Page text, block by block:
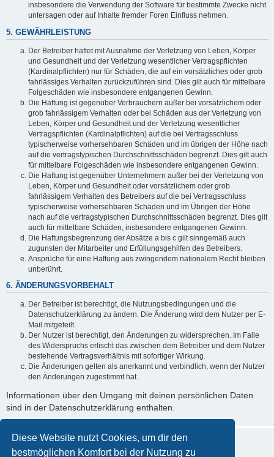
Diese Website nutzt Cookies, um dir den
bestmöglichen Komfort bei der Nutzung zu
insbesondere die Verwendung der Software für bestimmte Zwecke nicht
untersagen oder auf Inhalte fremder Foren Einfluss nehmen.
5. GEWÄHRLEISTUNG
Der Betreiber haftet mit Ausnahme der Verletzung von Leben, Körper
und Gesundheit und der Verletzung wesentlicher Vertragspflichten
(Kardinalpflichten) nur für Schäden, die auf ein vorsätzliches oder grob
fahrlässiges Verhalten zurückzuführen sind. Dies gilt auch für mittelbare
Folgeschäden wie insbesondere entgangenen Gewinn.
Die Haftung ist gegenüber Verbrauchern außer bei vorsätzlichem oder
grob fahrlässigem Verhalten oder bei Schäden aus der Verletzung von
Leben, Körper und Gesundheit und der Verletzung wesentlicher
Vertragspflichten (Kardinalpflichten) auf die bei Vertragsschluss
typischerweise vorhersehbaren Schäden und im übrigen der Höhe nach
auf die vertragstypischen Durchschnittsschäden begrenzt. Dies gilt auch
für mittelbare Folgeschäden wie insbesondere entgangenen Gewinn.
Die Haftung ist gegenüber Unternehmern außer bei der Verletzung von
Leben, Körper und Gesundheit oder vorsätzlichem oder grob
fahrlässigem Verhalten des Betreibers auf die bei Vertragsschluss
typischerweise vorhersehbaren Schäden und im Übrigen der Höhe
nach auf die vertragstypischen Durchschnittsschäden begrenzt. Dies gilt
auch für mittelbare Schäden, insbesondere entgangenen Gewinn.
Die Haftungsbegrenzung der Absätze a bis c gilt sinngemäß auch
zugunsten der Mitarbeiter und Erfüllungsgehilfen des Betreibers.
Ansprüche für eine Haftung aus zwingendem nationalem Recht bleiben
unberührt.
6. ÄNDERUNGSVORBEHALT
Der Betreiber ist berechtigt, die Nutzungsbedingungen und die
Datenschutzerklärung zu ändern. Die Änderung wird dem Nutzer per E-
Mail mitgeteilt.
Der Nutzer ist berechtigt, den Änderungen zu widersprechen. Im Falle
des Widerspruchs erlischt das zwischen dem Betreiber und dem Nutzer
bestehende Vertragsverhältnis mit sofortiger Wirkung.
Die Änderungen gelten als anerkannt und verbindlich, wenn der Nutzer
den Änderungen zugestimmt hat.
Informationen über den Umgang mit deinen persönlichen Daten
sind in der Datenschutzerklärung enthalten.